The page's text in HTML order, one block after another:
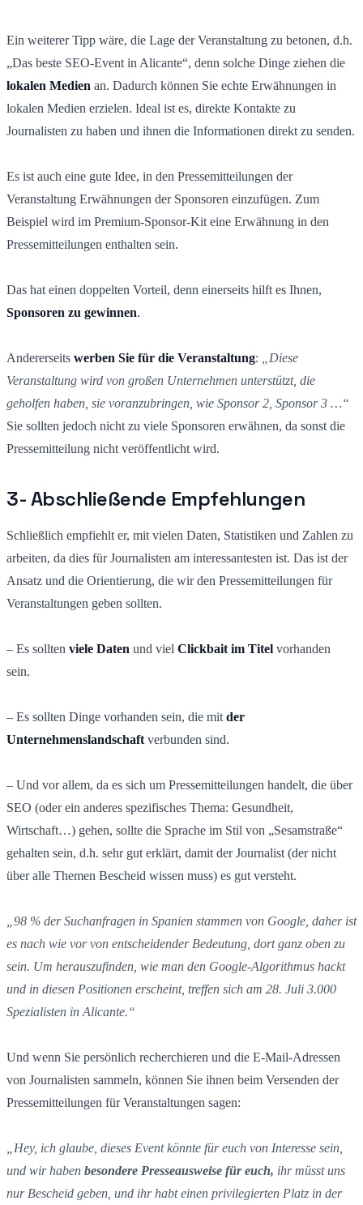
Ein weiterer Tipp wäre, die Lage der Veranstaltung zu betonen, d.h.
„Das beste SEO-Event in Alicante“, denn solche Dinge ziehen die
lokalen Medien an. Dadurch können Sie echte Erwähnungen in
lokalen Medien erzielen. Ideal ist es, direkte Kontakte zu
Journalisten zu haben und ihnen die Informationen direkt zu senden.
Es ist auch eine gute Idee, in den Pressemitteilungen der
Veranstaltung Erwähnungen der Sponsoren einzufügen. Zum
Beispiel wird im Premium-Sponsor-Kit eine Erwähnung in den
Pressemitteilungen enthalten sein.
Das hat einen doppelten Vorteil, denn einerseits hilft es Ihnen,
Sponsoren zu gewinnen.
Andererseits werben Sie für die Veranstaltung:
„Diese
Veranstaltung wird von großen Unternehmen unterstützt, die
geholfen haben, sie voranzubringen, wie Sponsor 2, Sponsor 3 …“
Sie sollten jedoch nicht zu viele Sponsoren erwähnen, da sonst die
Pressemitteilung nicht veröffentlicht wird.
3- Abschließende Empfehlungen
Schließlich empfiehlt er, mit vielen Daten, Statistiken und Zahlen zu
arbeiten, da dies für Journalisten am interessantesten ist. Das ist der
Ansatz und die Orientierung, die wir den Pressemitteilungen für
Veranstaltungen geben sollten.
– Es sollten viele Daten und viel Clickbait im Titel vorhanden
sein.
– Es sollten Dinge vorhanden sein, die mit der
Unternehmenslandschaft verbunden sind.
– Und vor allem, da es sich um Pressemitteilungen handelt, die über
SEO (oder ein anderes spezifisches Thema: Gesundheit,
Wirtschaft…) gehen, sollte die Sprache im Stil von „Sesamstraße“
gehalten sein, d.h. sehr gut erklärt, damit der Journalist (der nicht
über alle Themen Bescheid wissen muss) es gut versteht.
„98 % der Suchanfragen in Spanien stammen von Google, daher ist
es nach wie vor von entscheidender Bedeutung, dort ganz oben zu
sein. Um herauszufinden, wie man den Google-Algorithmus hackt
und in diesen Positionen erscheint, treffen sich am 28. Juli 3.000
Spezialisten in Alicante.“
Und wenn Sie persönlich recherchieren und die E-Mail-Adressen
von Journalisten sammeln, können Sie ihnen beim Versenden der
Pressemitteilungen für Veranstaltungen sagen:
„Hey, ich glaube, dieses Event könnte für euch von Interesse sein,
und wir haben besondere Presseausweise für euch, ihr müsst uns
nur Bescheid geben, und ihr habt einen privilegierten Platz in der